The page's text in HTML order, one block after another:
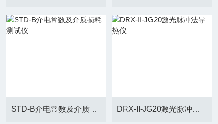
STD-B介电常数及介质损耗测试仪 DRX-II-JG20激光脉冲法导热仪